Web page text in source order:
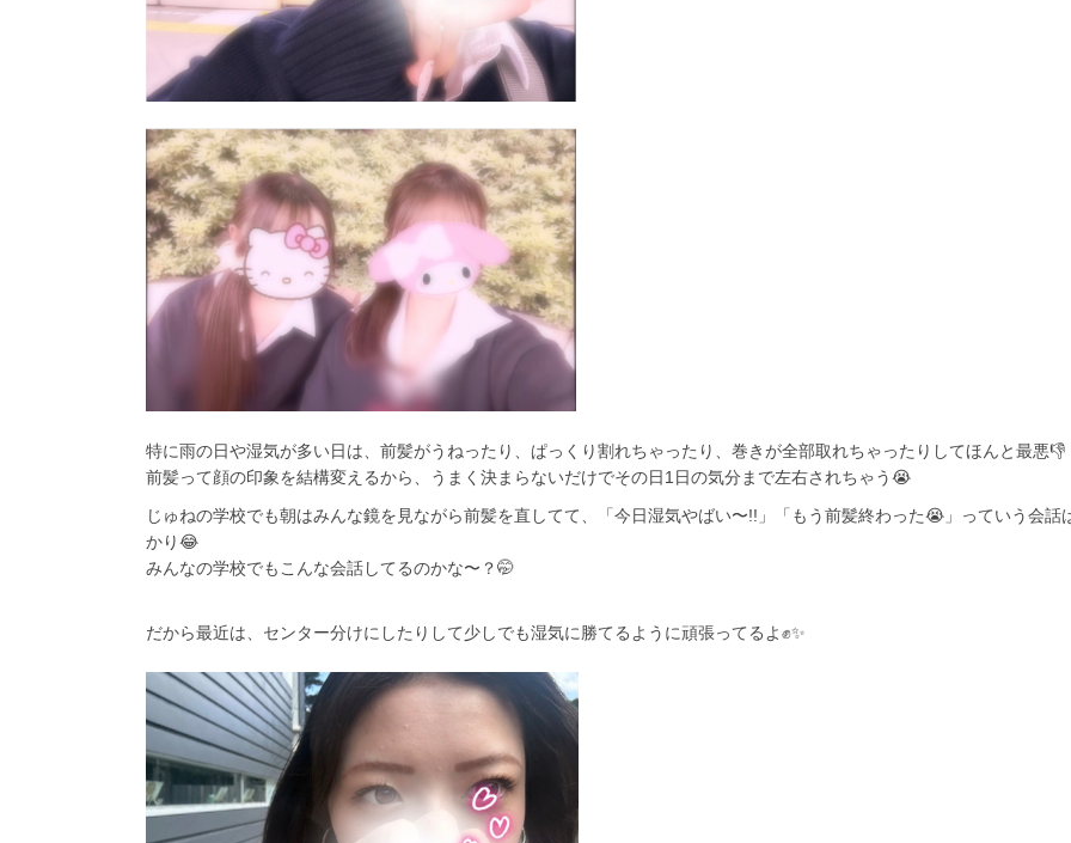
特に雨の日や湿気が多い日は、前髪がうねったり、ぱっくり割れちゃったり、巻きが全部取れちゃったりしてほんと最悪👎
前髪って顔の印象を結構変えるから、うまく決まらないだけでその日1日の気分まで左右されちゃう😭
じゅねの学校でも朝はみんな鏡を見ながら前髪を直してて、「今日湿気やばい〜!!」「もう前髪終わった😭」っていう会話
かり😂
みんなの学校でもこんな会話してるのかな〜？🤭
だから最近は、センター分けにしたりして少しでも湿気に勝てるように頑張ってるよ✊✨